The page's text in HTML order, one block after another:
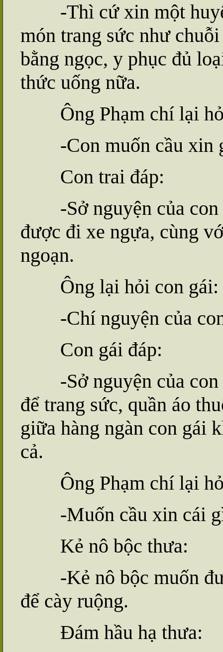
-Thì cứ xin một
món trang sức như
bằng ngọc, y phục đủ
thức uống nữa.
Ông Phạm chí lại
-Con muốn cầu xin
Con trai đáp:
-Sở nguyện của con
được đi xe ngựa, cùng
ngoạn.
Ông lại hỏi con gái:
-Chí nguyện của
Con gái đáp:
-Sở nguyện của con
để trang sức, quần áo
giữa hàng ngàn con gái
cả.
Ông Phạm chí lại
-Muốn cầu xin cái
Kẻ nô bộc thưa:
-Kẻ nô bộc muốn
để cày ruộng.
Đám hầu hạ thưa: